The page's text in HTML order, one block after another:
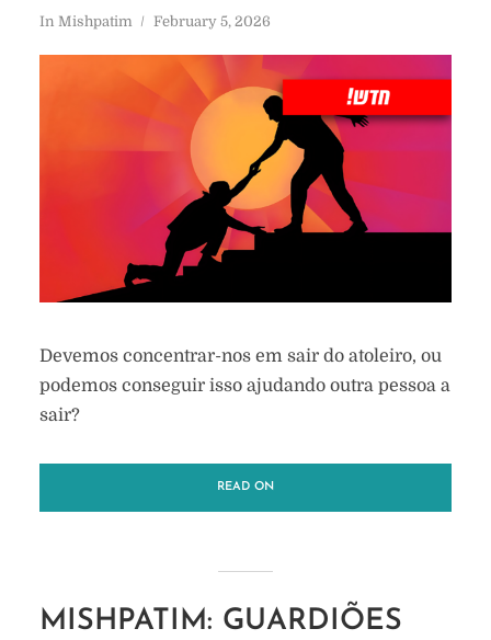
In Mishpatim February 5, 2026
Devemos concentrar-nos em sair do atoleiro, ou
podemos conseguir isso ajudando outra pessoa a
sair?
READ ON
MISHPATIM: GUARDIÕES